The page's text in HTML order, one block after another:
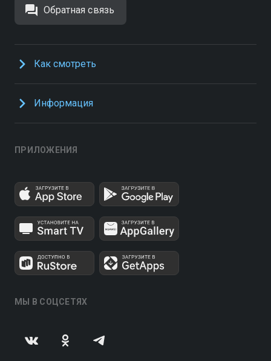
Обратная связь
Как смотреть
Информация
ПРИЛОЖЕНИЯ
МЫ В СОЦСЕТЯХ